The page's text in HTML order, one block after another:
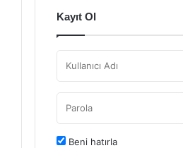
Kayıt Ol
Beni hatırla